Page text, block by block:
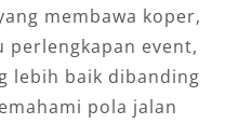
membawa koper,
perlengkapan event,
lebih baik dibanding
pola jalan